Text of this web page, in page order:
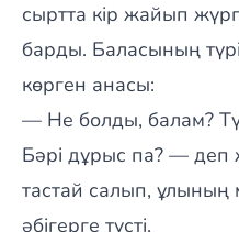
сыртта кір жайып
барды. Баласының
көрген анасы:
— Не болды, балам?
Бәрі дұрыс па? — деп
тастай салып, ұлының
әбігерге түсті.